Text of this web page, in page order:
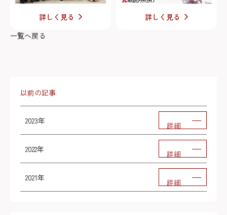
詳しく見る
詳しく見る
一覧へ戻る
以前の記事
2023年 詳細
2022年 詳細
2021年 詳細